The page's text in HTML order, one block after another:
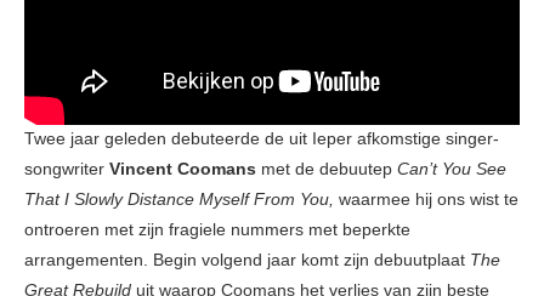
Twee jaar geleden debuteerde de uit Ieper afkomstige singer-
songwriter Vincent Coomans met de debuutep Can’t You See
That I Slowly Distance Myself From You, waarmee hij ons wist te
ontroeren met zijn fragiele nummers met beperkte
arrangementen. Begin volgend jaar komt zijn debuutplaat The
Great Rebuild uit waarop Coomans het verlies van zijn beste